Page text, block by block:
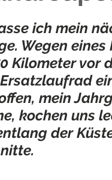
ich mein
Wegen
Kilometer vor
mein
kochen uns
der